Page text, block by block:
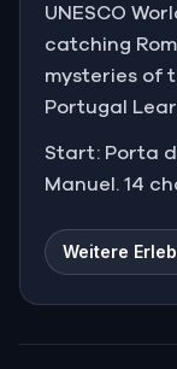
UNESCO
catching
mysteries of
Portugal
Start: Porta
Manuel. 14
Weitere